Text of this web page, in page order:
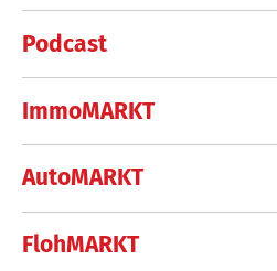
Podcast
ImmoMARKT
AutoMARKT
FlohMARKT